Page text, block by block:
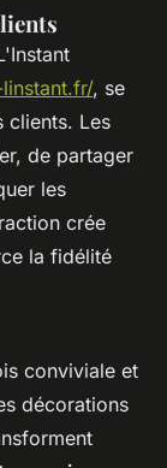
, se
clients. Les
de partager
les
crée
la fidélité
conviviale et
décorations